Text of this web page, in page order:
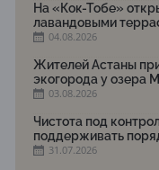
На «Кок-Тобе»
лавандовыми
04.08.2026
Жителей Астаны
экогорода у озера
03.08.2026
Чистота под
поддерживать
31.07.2026